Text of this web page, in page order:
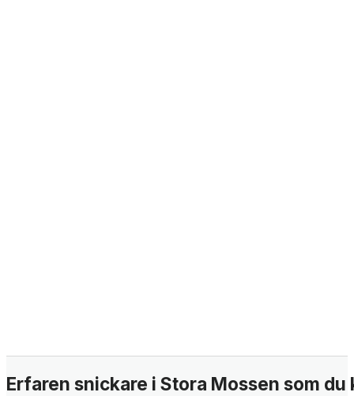
Erfaren snickare i Stora Mossen som du